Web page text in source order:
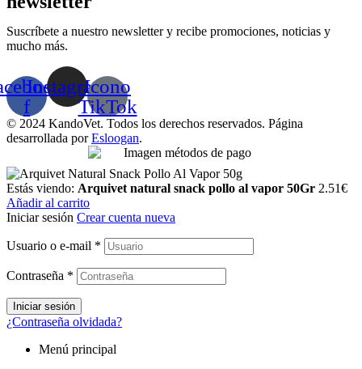
Suscríbete a nuestro newsletter y recibe promociones, noticias y
mucho más.
f
InstagramIcono
TikTok
© 2024 KandoVet. Todos los derechos reservados. Página
desarrollada porEsloogan.
Estás viendo: Arquivet natural snack pollo al vapor 50Gr 2.51€
Añadir al carrito
Iniciar sesión Crear cuenta nueva
Usuario o e-mail *
Contraseña *
Iniciar sesión
¿Contraseña olvidada?
Menú principal